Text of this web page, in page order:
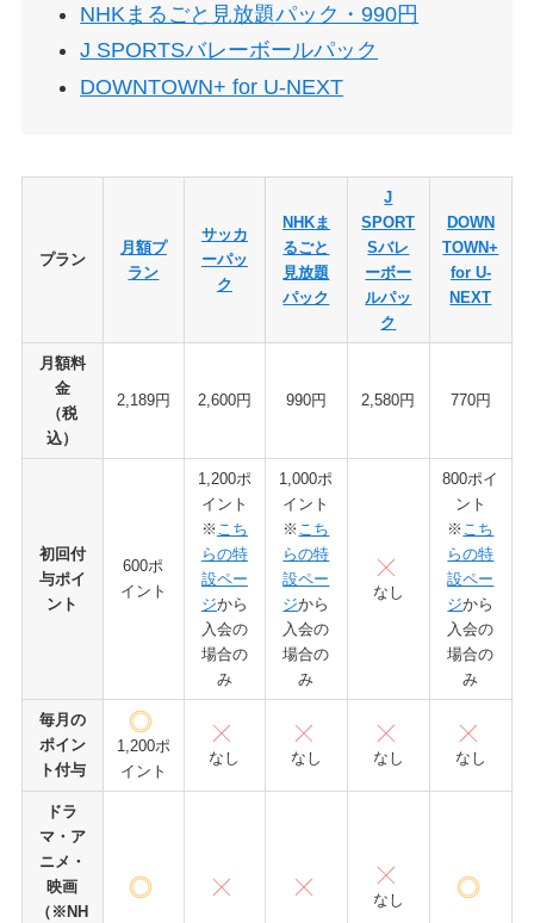
NHKまるごと見放題パック・990円
J SPORTSバレーボールパック
DOWNTOWN+ for U-NEXT
プラン
月額プ
ラン
サッカ
ーパッ
ク
NHKま
るごと
見放題
パック
J
SPORT
Sバレ
ーボー
ルパッ
ク
DOWN
TOWN+
for U-
NEXT
月額料
金
（税
込）
2,189円 2,600円 990円 2,580円 770円
初回付
与ポイ
ント
600ポ
イント
1,200ポ
イント
※ こち
らの特
設ペー
ジから
入会の
場合の
み
1,000ポ
イント
※ こち
らの特
設ペー
ジから
入会の
場合の
み
なし
800ポイ
ント
※ こち
らの特
設ペー
ジから
入会の
場合の
み
毎月の
ポイン
ト付与
1,200ポ
イント
なし なし なし なし
ドラ
マ・ア
ニメ・
映画
（※NH
なし